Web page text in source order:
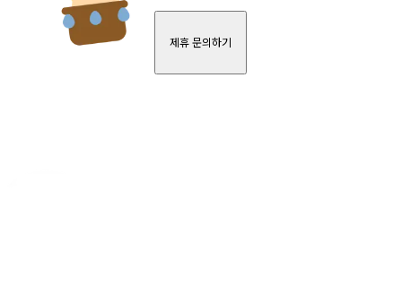
제휴 문의하기